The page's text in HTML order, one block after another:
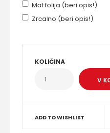
Mat folija (beri opis!)
Zrcalno (beri opis!)
KOLIČINA
ADD TO WISHLIST